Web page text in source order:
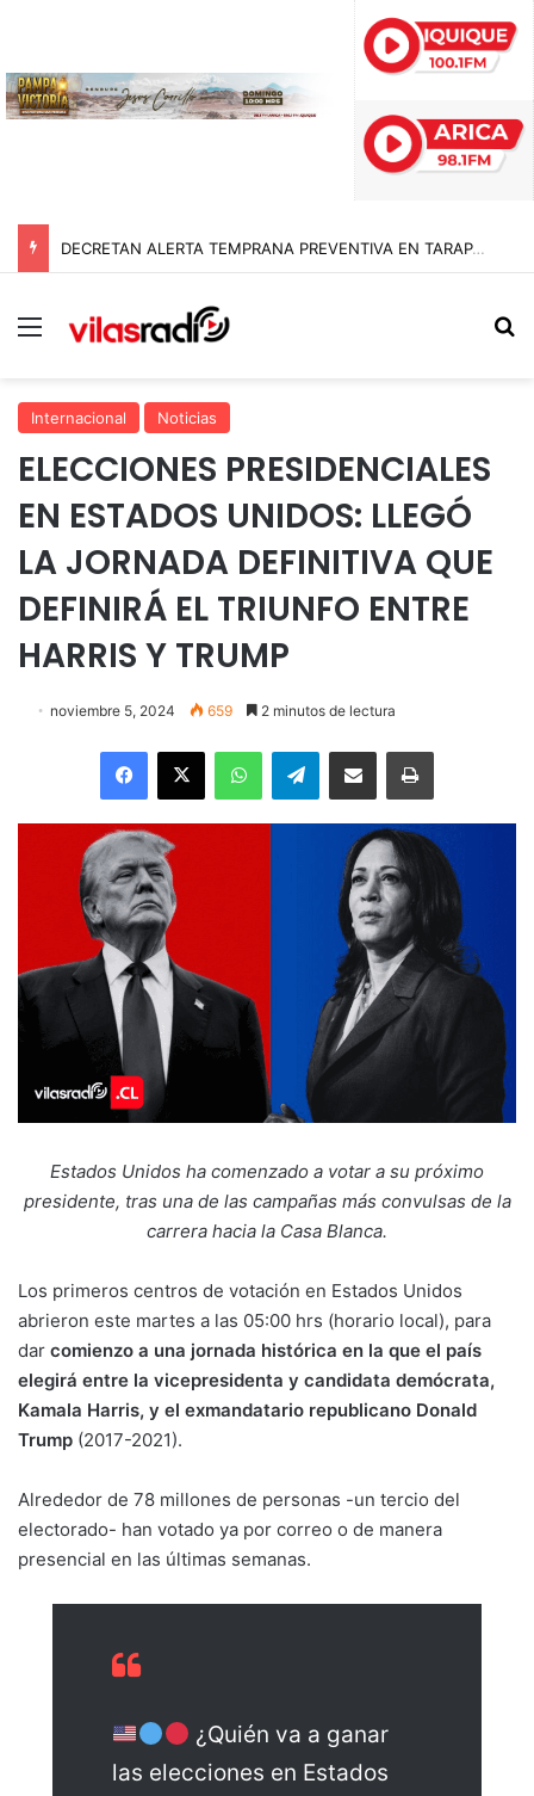
DECRETAN ALERTA TEMPRANA PREVENTIVA EN TARAPACÁ POR NEVADAS, LLUVIAS Y TORMENTAS ELÉCTRICAS
Menú
Internacional Noticias
ELECCIONES PRESIDENCIALES
EN ESTADOS UNIDOS: LLEGÓ
LA JORNADA DEFINITIVA QUE
DEFINIRÁ EL TRIUNFO ENTRE
HARRIS Y TRUMP
noviembre 5, 2024 659 2 minutos de lectura
Facebook
X WhatsAppTelegramEnviar vía email Imprimir
Estados Unidos ha comenzado a votar a su próximo
presidente, tras una de las campañas más convulsas de la
carrera hacia la Casa Blanca.
Los primeros centros de votación en Estados Unidos
abrieron este martes a las 05:00 hrs (horario local), para
dar comienzo a una jornada histórica en la que el país
elegirá entre la vicepresidenta y candidata demócrata,
Kamala Harris, y el exmandatario republicano Donald
Trump (2017-2021).
Alrededor de 78 millones de personas -un tercio del
electorado- han votado ya por correo o de manera
presencial en las últimas semanas.
¿Quién va a ganar
las elecciones en Estados